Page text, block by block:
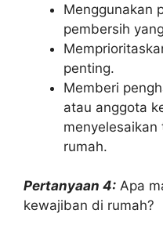
Menggunakan
pembersih
penting.
Memberi
atau anggota
rumah.
Pertanyaan 4: Apa
kewajiban di rumah?